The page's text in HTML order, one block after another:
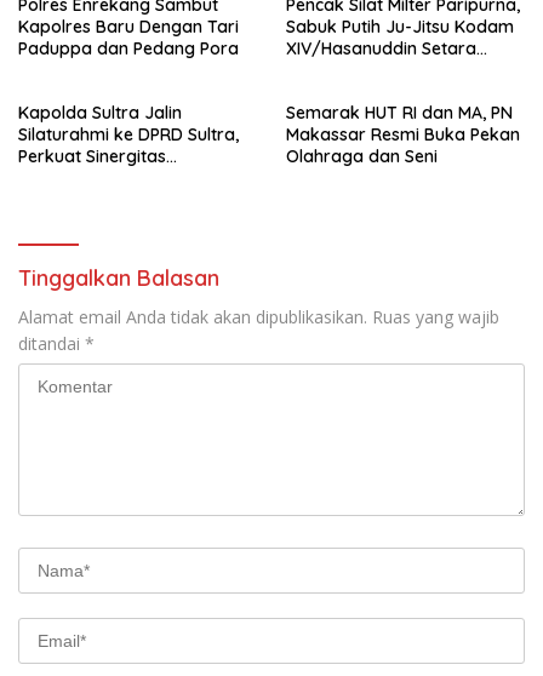
Polres Enrekang Sambut
Kapolres Baru Dengan Tari
Paduppa dan Pedang Pora
Pencak Silat Milter Paripurna,
Sabuk Putih Ju-Jitsu Kodam
XIV/Hasanuddin Setara
Kapolda Sultra Jalin
Silaturahmi ke DPRD Sultra,
Perkuat Sinergitas
Semarak HUT RI dan MA, PN
Makassar Resmi Buka Pekan
Olahraga dan Seni
Tinggalkan Balasan
Alamat email Anda tidak akan dipublikasikan. Ruas yang wajib
ditandai *